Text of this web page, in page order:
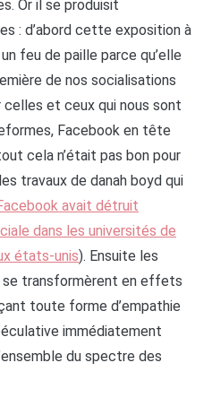
Or il se produisit
: d’abord cette exposition à
feu de paille parce qu’elle
de nos socialisations
celles et ceux qui nous sont
Facebook en tête
cela n’était pas bon pour
travaux de danah boyd qui
avait détruit
dans les universités de
états-unis). Ensuite les
transformèrent en effets
toute forme d’empathie
immédiatement
du spectre des